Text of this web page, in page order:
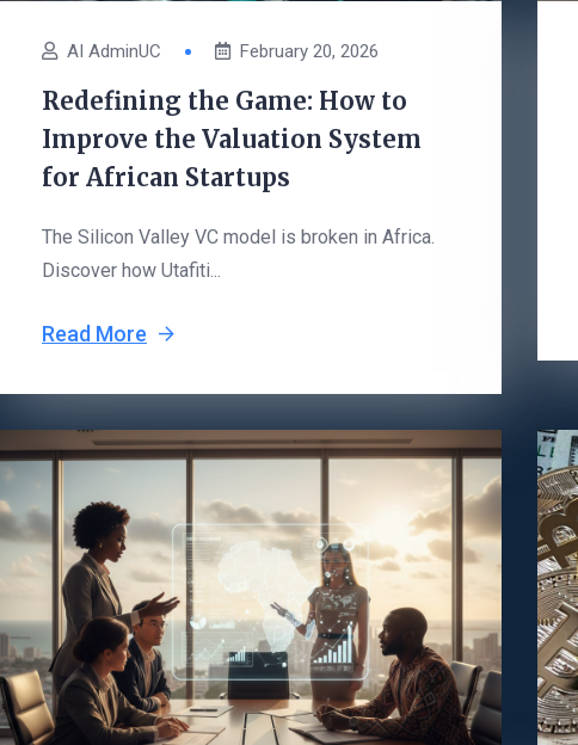
AI AdminUC February 20, 2026
Redefining the Game: How to
Improve the Valuation System
for African Startups
The Silicon Valley VC model is broken in Africa.
Discover how Utafiti...
Read More